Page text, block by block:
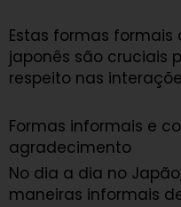
Estas formas
japonês são cruciais
respeito nas
Formas informais e
agradecimento
No dia a dia no
maneiras informais